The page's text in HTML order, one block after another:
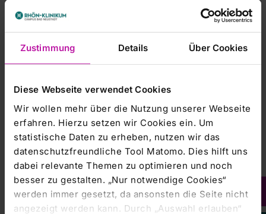
Zustimmung Details Über Cookies
Diese Webseite verwendet Cookies
Wir wollen mehr über die Nutzung unserer Webseite
erfahren. Hierzu setzen wir Cookies ein. Um
statistische Daten zu erheben, nutzen wir das
datenschutzfreundliche Tool Matomo. Dies hilft uns
dabei relevante Themen zu optimieren und noch
besser zu gestalten. „Nur notwendige Cookies“
werden immer gesetzt, da ansonsten die Seite nicht
angezeigt werden kann. Durch „Auswahl erlauben“
abgestimmt: So nimmt der RHÖN-KLINIKUM Campus Bad
Neustadt Patienten gut informiert und vorbereitet erst am
Tag der Operation stationär auf. Die Implantation des
Gelenkersatzes erfolgt besonders muskel- und
Patienten bereits am Operationstag zu mobilisieren. Ein
der Operation und der schnelle Übergang in die Reha
runden das Konzept ab.
Hintergrund dieses neuen Patientenprogrammes ist das
wissenschaftlich anerkannte ERAS®-Konzept (Enhanced
Recovery after Surgery), das in vielen europäischen
Ländern bereits zum Standard-OP-Prozedere in der
Orthopädie gehört. Die sogenannten „evidenzbasierten